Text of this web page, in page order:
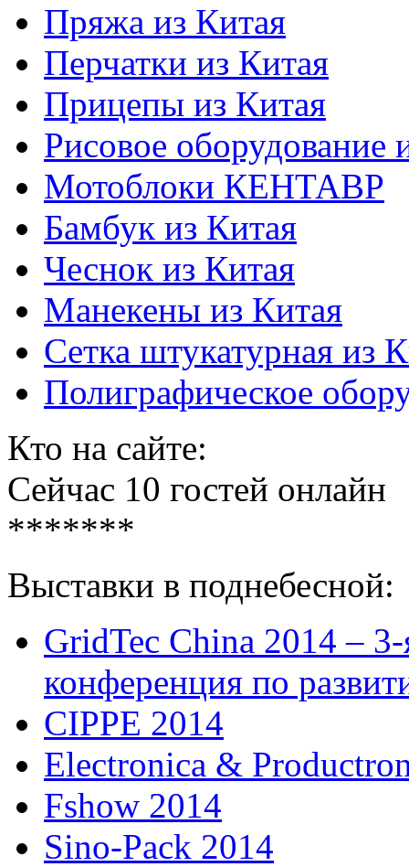
Пряжа из Китая
Перчатки из Китая
Прицепы из Китая
Рисовое оборудование
Мотоблоки КЕНТАВР
Бамбук из Китая
Чеснок из Китая
Манекены из Китая
Сетка штукатурная из
Полиграфическое
Кто на сайте:
Сейчас 10 гостей онлайн
*******
Выставки в поднебесной:
GridTec China 2014 –
конференция по
CIPPE 2014
Electronica &
Fshow 2014
Sino-Pack 2014